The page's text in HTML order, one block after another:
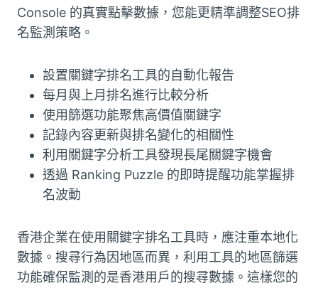
Console 的真實點擊數據，您能更精準調整SEO排
名監測策略。
設置關鍵字排名工具的自動化報告
每月與上月排名進行比較分析
使用篩選功能聚焦高價值關鍵字
記錄內容更新與排名變化的相關性
利用關鍵字分析工具發現長尾關鍵字機會
透過 Ranking Puzzle 的即時提醒功能掌握排
名波動
香港企業在使用關鍵字排名工具時，應注重本地化
數據。搜尋行為因地區而異，利用工具的地區篩選
功能確保監測的是香港用戶的搜尋數據。這樣您的